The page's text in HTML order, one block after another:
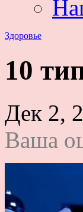
Здоровье
10
Дек 2,
Ваша